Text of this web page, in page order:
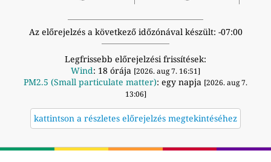
Az előrejelzés a következő időzónával készült: -07:00
Legfrissebb előrejelzési frissítések:
Wind: 18 órája [2026. aug 7. 16:51]
PM2.5 (Small particulate matter): egy napja [2026. aug 7.
13:06]
kattintson a részletes előrejelzés megtekintéséhez